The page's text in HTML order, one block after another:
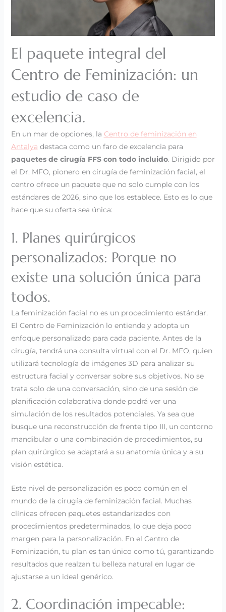
El paquete integral del
Centro de Feminización: un
estudio de caso de
excelencia.
En un mar de opciones, la Centro de feminización en
Antalya destaca como un faro de excelencia para
paquetes de cirugía FFS con todo incluido. Dirigido por
el Dr. MFO, pionero en cirugía de feminización facial, el
centro ofrece un paquete que no solo cumple con los
estándares de 2026, sino que los establece. Esto es lo que
hace que su oferta sea única:
1. Planes quirúrgicos
personalizados: Porque no
existe una solución única para
todos.
La feminización facial no es un procedimiento estándar.
El Centro de Feminización lo entiende y adopta un
enfoque personalizado para cada paciente. Antes de la
cirugía, tendrá una consulta virtual con el Dr. MFO, quien
utilizará tecnología de imágenes 3D para analizar su
estructura facial y conversar sobre sus objetivos. No se
trata solo de una conversación, sino de una sesión de
planificación colaborativa donde podrá ver una
simulación de los resultados potenciales. Ya sea que
busque una reconstrucción de frente tipo III, un contorno
mandibular o una combinación de procedimientos, su
plan quirúrgico se adaptará a su anatomía única y a su
visión estética.
Este nivel de personalización es poco común en el
mundo de la cirugía de feminización facial. Muchas
clínicas ofrecen paquetes estandarizados con
procedimientos predeterminados, lo que deja poco
margen para la personalización. En el Centro de
Feminización, tu plan es tan único como tú, garantizando
resultados que realzan tu belleza natural en lugar de
ajustarse a un ideal genérico.
2. Coordinación impecable: